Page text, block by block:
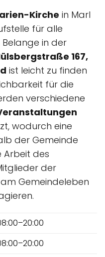
Kirche in Marl
für alle
in der
167,
ist leicht zu finden
für die
verschiedene
wodurch eine
der Gemeinde
Arbeit des
der
Gemeindeleben